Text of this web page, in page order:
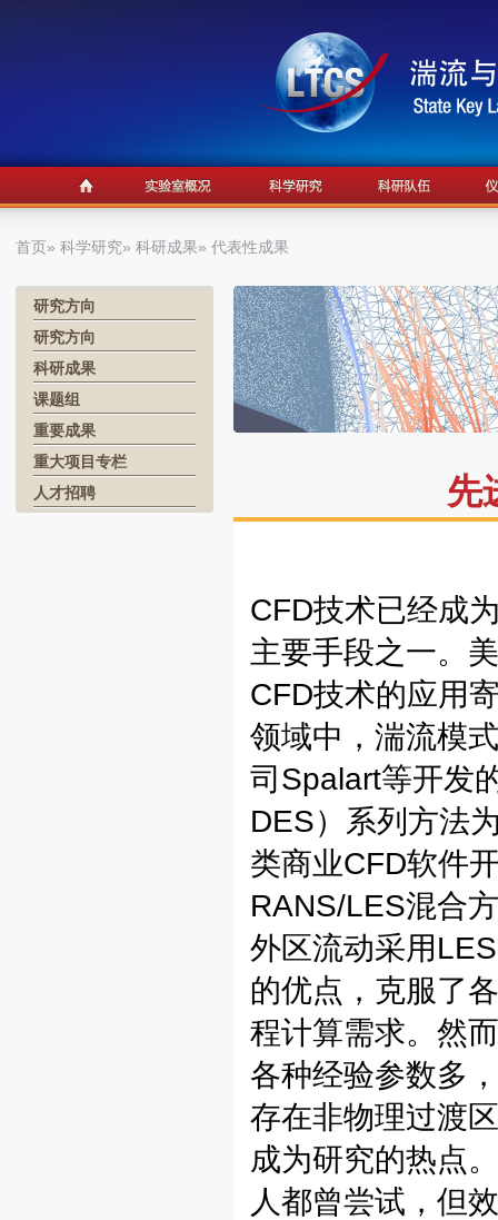
首页» 科学研究» 科研成果» 代表性成果
研究方向
研究方向
科研成果
课题组
重要成果
重大项目专栏
人才招聘
先
CFD技术已经成
主要手段之一。
CFD技术的应用
领域中，湍流模
司Spalart等开发
DES）系列方法
类商业CFD软件
RANS/LES混合
外区流动采用
的优点，克服了
程计算需求。然
各种经验参数多
存在非物理过渡
成为研究的热点
人都曾尝试，但